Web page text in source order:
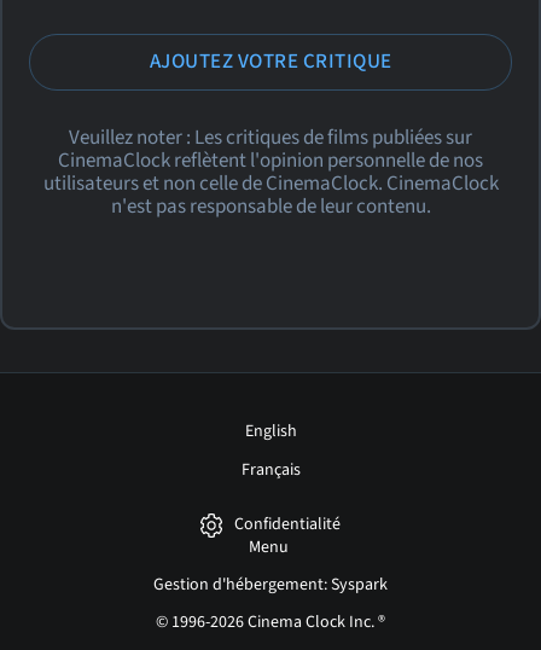
AJOUTEZ VOTRE CRITIQUE
Veuillez noter : Les critiques de films publiées sur
CinemaClock reflètent l'opinion personnelle de nos
utilisateurs et non celle de CinemaClock. CinemaClock
n'est pas responsable de leur contenu.
English
Français
Confidentialité
Menu
Gestion d'hébergement: Syspark
© 1996-2026 Cinema Clock Inc. ®